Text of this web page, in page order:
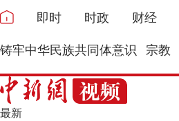
即时 时政 财经
铸牢中华民族共同体意识 宗教
最新